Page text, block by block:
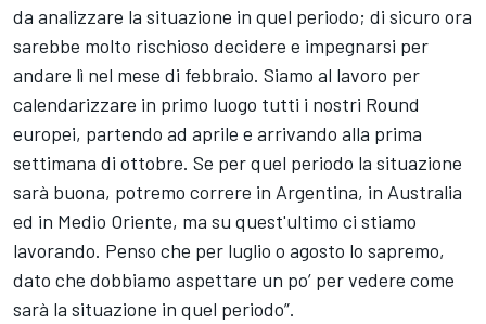
da analizzare la situazione in quel periodo; di sicuro ora
sarebbe molto rischioso decidere e impegnarsi per
andare lì nel mese di febbraio. Siamo al lavoro per
calendarizzare in primo luogo tutti i nostri Round
europei, partendo ad aprile e arrivando alla prima
settimana di ottobre. Se per quel periodo la situazione
sarà buona, potremo correre in Argentina, in Australia
ed in Medio Oriente, ma su quest'ultimo ci stiamo
lavorando. Penso che per luglio o agosto lo sapremo,
dato che dobbiamo aspettare un po’ per vedere come
sarà la situazione in quel periodo”.